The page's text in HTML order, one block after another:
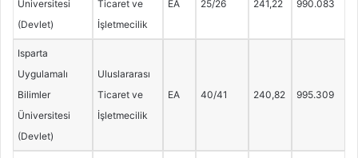
Üniversitesi
(Devlet)
Ticaret ve
İşletmecilik
EA 25/26 241,22 990.083
Isparta
Uygulamalı
Bilimler
Üniversitesi
(Devlet)
Uluslararası
Ticaret ve
İşletmecilik
EA 40/41 240,82 995.309